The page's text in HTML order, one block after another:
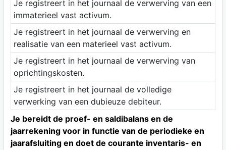
Je registreert in het journaal de verwerving van een
immaterieel vast activum.
Je registreert in het journaal de verwerving en
realisatie van een materieel vast activum.
Je registreert in het journaal de verwerving van
oprichtingskosten.
Je registreert in het journaal de volledige
verwerking van een dubieuze debiteur.
Je bereidt de proef- en saldibalans en de
jaarrekening voor in functie van de periodieke en
jaarafsluiting en doet de courante inventaris- en